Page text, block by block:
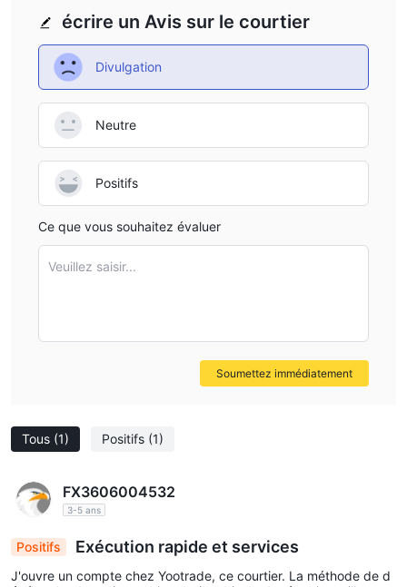
Yoo Trade propose un effet de levier allant jusqu'à
pour tous les types de compte
Il est important de garder à l'esprit que plus l'effet de levier est
élevé, plus le risque de perte de votre capital déposé est élevé.
L'utilisation de l'effet de levier peut être à la fois favorable et
défavorable.
Spread et Commission
Yoo Trade propose des
aucune commission
Plateforme de tradingDépôt et retrait
Tous (1) Positifs (1)
FX3606004532
3-5 ans
Positifs Exécution rapide et services
J'ouvre un compte chez Yootrade, ce courtier. La méthode de d
écrire un Avis sur le courtier
Divulgation
Neutre
Positifs
Ce que vous souhaitez évaluer
Veuillez saisir...
Soumettez immédiatement